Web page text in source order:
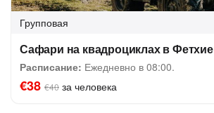
Групповая
Сафари на квадроциклах в Фетхие
Расписание: Ежедневно в 08:00.
€38 €40 за человека